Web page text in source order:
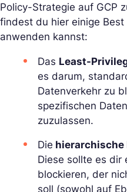
Policy-Strategie auf GCP
findest du hier einige
anwenden kannst:
Das Least-
es darum,
Datenverkehr zu
spezifischen
zuzulassen.
Die hierarchische
Diese sollte es dir
blockieren, der
soll (sowohl auf